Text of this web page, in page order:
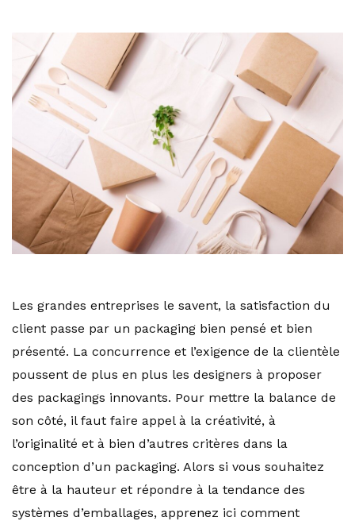
Les grandes entreprises le savent, la satisfaction du
client passe par un packaging bien pensé et bien
présenté. La concurrence et l’exigence de la clientèle
poussent de plus en plus les designers à proposer
des packagings innovants. Pour mettre la balance de
son côté, il faut faire appel à la créativité, à
l’originalité et à bien d’autres critères dans la
conception d’un packaging. Alors si vous souhaitez
être à la hauteur et répondre à la tendance des
systèmes d’emballages, apprenez ici comment